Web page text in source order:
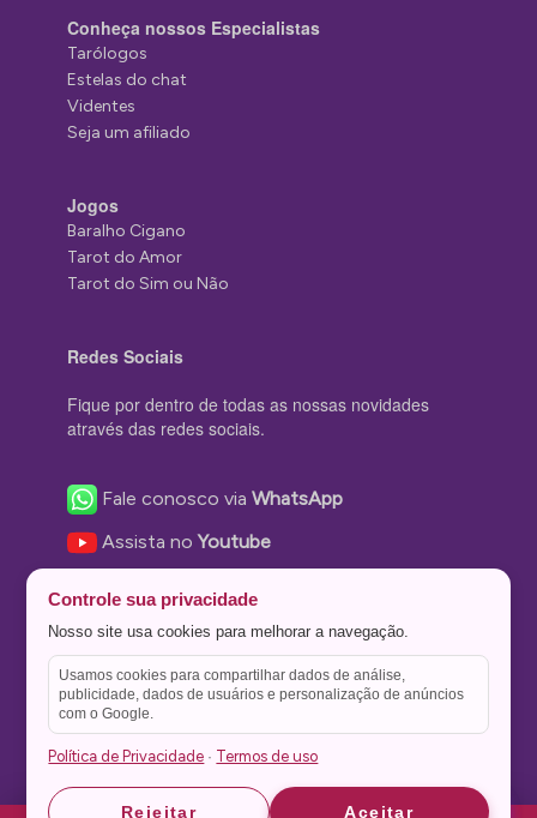
Conheça nossos Especialistas
Tarólogos
Estelas do chat
Videntes
Seja um afiliado
Jogos
Baralho Cigano
Tarot do Amor
Tarot do Sim ou Não
Redes Sociais
Fique por dentro de todas as nossas novidades
através das redes sociais.
Fale conosco viaWhatsApp
Assista noYoutube
Nos siga no Instagram
Nos siga noTwitter
Salve no
Controle sua privacidade
Nosso site usa cookies para melhorar a navegação.
Usamos cookies para compartilhar dados de análise,
publicidade, dados de usuários e personalização de anúncios
com o Google.
Política de Privacidade · Termos de uso
Rejeitar Aceitar